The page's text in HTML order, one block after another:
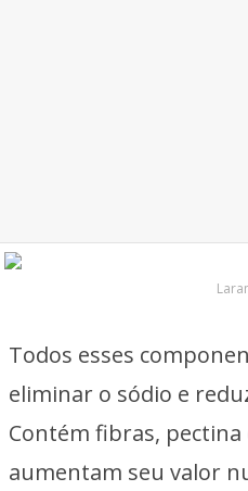
Todos esses
eliminar o sódio e
Contém fibras, pectina
aumentam seu valor